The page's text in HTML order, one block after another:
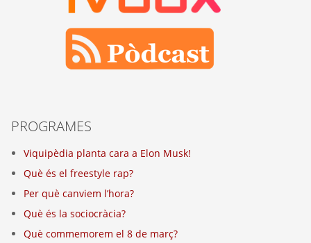
PROGRAMES
Viquipèdia planta cara a Elon Musk!
Què és el freestyle rap?
Per què canviem l’hora?
Què és la sociocràcia?
Què commemorem el 8 de març?